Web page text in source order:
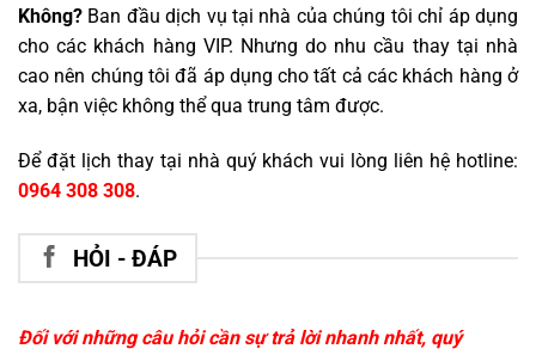
Không? Ban đầu dịch vụ tại nhà của chúng tôi chỉ áp dụng
cho các khách hàng VIP. Nhưng do nhu cầu thay tại nhà
cao nên chúng tôi đã áp dụng cho tất cả các khách hàng ở
xa, bận việc không thể qua trung tâm được.
Để đặt lịch thay tại nhà quý khách vui lòng liên hệ hotline:
0964 308 308.
HỎI - ĐÁP
Đối với những câu hỏi cần sự trả lời nhanh nhất, quý